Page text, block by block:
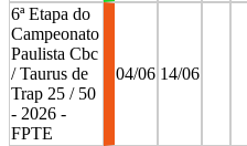
6ª Etapa do
Campeonato
Paulista Cbc
/ Taurus de
Trap 25 / 50
- 2026 -
FPTE
04/06 14/06